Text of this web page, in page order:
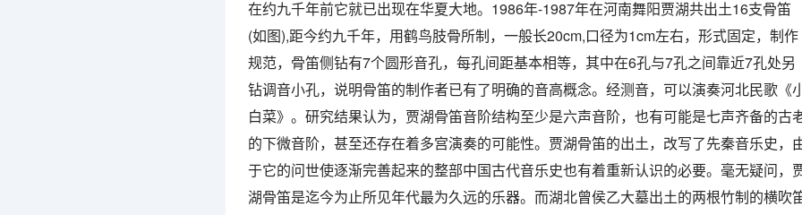
在约九千年前它就已出现在华夏大地。1986年-1987年在河南舞阳贾湖共出土16支骨笛
(如图),距今约九千年，用鹤鸟肢骨所制，一般长20cm,口径为1cm左右，形式固定，制作
规范，骨笛侧钻有7个圆形音孔，每孔间距基本相等，其中在6孔与7孔之间靠近7孔处另
钻调音小孔，说明骨笛的制作者已有了明确的音高概念。经测音，可以演奏河北民歌《
白菜》。研究结果认为，贾湖骨笛音阶结构至少是六声音阶，也有可能是七声齐备的古
的下微音阶，甚至还存在着多宫演奏的可能性。贾湖骨笛的出土，改写了先秦音乐史，
于它的问世使逐渐完善起来的整部中国古代音乐史也有着重新认识的必要。毫无疑问，
湖骨笛是迄今为止所见年代最为久远的乐器。而湖北曾侯乙大墓出土的两根竹制的横吹